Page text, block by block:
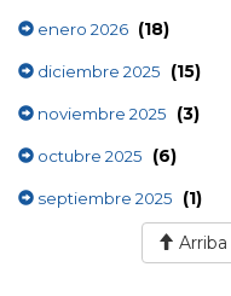
enero 2026 (18)
diciembre 2025 (15)
noviembre 2025 (3)
octubre 2025 (6)
septiembre 2025 (1)
Arriba